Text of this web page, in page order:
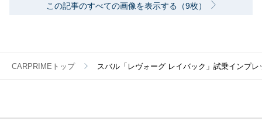
この記事のすべての画像を表示する（9枚）
CARPRIMEトップ スバル「レヴォーグ レイバック」試乗インプ